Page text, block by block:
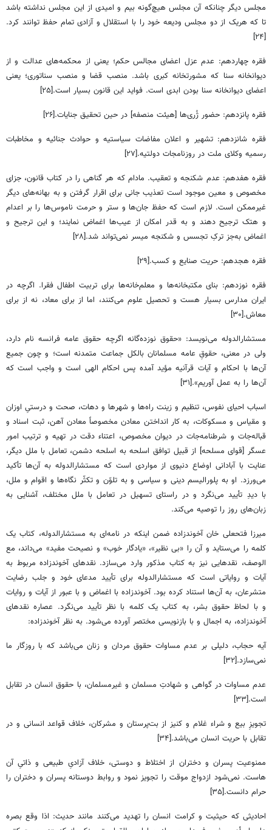
مجلس دیگر چنان‎که آن مجلس هیچ‌گونه بیم و امیدی از این مجلس نداشته باشد
تا که هریک از دو مجلس ودیعه خود را با استقلال و آزادی تمام حفظ توانند کرد.
[۲۴]
فقره چهاردهم: عدم عزل اعضای مجالس حکم؛ یعنی از محکمه‌های عدالت و از
دیوانخانه سنا که مشورتخانه کبری باشد. منصب قضا و منصب سناتوری؛ یعنی
اعضای دیوانخانه سنا بودن ابدی است. فواید این قانون بسیار است.[۲۵]
فقره پانزدهم: حضور ژُری‌ها [هیئت منصفه] در حین تحقیق جنایات.[۲۶]
فقره شانزدهم: تشهیر و اعلان مفاضات سیاستیه و حوادث جنائیه و مخاطبات
رسمیه وکلای ملت در روزنامجات دولتیه.[۲۷]
فقره هفدهم: عدم شکنجه و تعقیب. مادام که هر گناهی را در کتاب قانون، جزای
مخصوص و معین موجود است تعذیب جانی برای اقرار گرفتن و به بهانه‌های دیگر
غیرممکن است. لازم است که حفظ جان‌ها و ستر و حرمت ناموس‌ها را بر اعدام
و هتک ترجیح دهند و به قدر امکان از عیب‌ها اغماض نمایند؛ و این ترجیح و
اغماض به‌جز ترکِ تجسس و شکنجه میسر نمی‌تواند شد.[۲۸]
فقره هجدهم: حریت صنایع و کسب.[۲۹]
فقره نوزدهم: بنای مکتبخانه‌ها و معلم‌خانه‌ها برای تربیت اطفال فقرا. اگرچه در
ایران مدارس بسیار هست و تحصیل علوم می‌کنند، اما از برای معاد، نه از برای
معاش.[۳۰]
مستشارالدوله می‌نویسد: «حقوق نوزده‌گانه اگرچه حقوق عامه فرانسه نام دارد،
ولی در معنی، حقوقِ عامه مسلمانان بالکل جماعت متمدنه است؛ و چون جمیع
آن‌ها با احکام و آیات قرآنیه مؤید آمده پس احکام الهی است و واجب است که
آن‌ها را به عمل آوریم».[۳۱]
اسباب احیای نفوس، تنظیم و زینت راه‌ها و شهرها و دهات، صحت و درستیِ اوزان
و مقیاس و مسکوکات، به کار انداختن معادن مخصوصاً معادن آهن، ثبت اسناد و
قباله‌جات و شرطنامه‌جات در دیوان مخصوص، اعتناء دقت در تهیه و ترتیب امور
عسگر [قوای مسلحه] از قبیل توافق اسلحه به اسلحه دشمن، تعامل با ملل دیگر،
عنایت با آبادانی اوضاع دنیوی از مواردی است که مستشارالدوله به آن‌ها تأکید
می‌ورزد. او به پلورالیسم دینی و سیاسی و به تلوّن و تکثّر نگاه‌ها و اقوام و ملل،
با دیدِ تأیید می‌نگرد و در راستای تسهیل در تعامل با ملل مختلف، آشنایی به
زبان‌های روز را توصیه می‌کند.
میرزا فتحعلی خان آخوندزاده ضمن اینکه در نامه‌ای به مستشارالدوله، کتاب یک
کلمه را می‌ستاید و آن را «بی نظیر»، «یادگار خوب» و نصیحت مفید» می‌داند، مع
الوصف، نقدهایی نیز به کتاب مذکور وارد می‌سازد. نقدهای آخوندزاده مربوط به
آیات و روایاتی است که مستشارالدوله برای تأیید مدعای خود و جلب رضایت
متشرعان، به آن‌ها استناد کرده بود. آخوندزاده با اغماض و با عبور از آیات و روایات
و با لحاظ حقوق بشر، به کتاب یک کلمه با نظر تأیید می‌نگرد. عصاره نقدهای
آخوندزاده، به اجمال و با بازنویسی مختصر آورده می‌شود. به نظر آخوندزاده:
آیه حجاب، دلیلی بر عدم مساوات حقوق مردان و زنان می‌باشد که با روزگار ما
نمی‌سازد.[۳۲]
عدم مساوات در گواهی و شهادتِ مسلمان و غیرمسلمان، با حقوق انسان در تقابل
است.[۳۳]
تجویزِ بیع و شراء غلام و کنیز از بت‌پرستان و مشرکان، خلاف قواعد انسانی و در
تقابل با حریت انسان می‌باشد.[۳۴]
ممنوعیت پسران و دختران از اختلاط و دوستی، خلاف آزادیِ طبیعی و ذاتیِ آن
هاست. نمی‌شود ازدواج موقت را تجویز نمود و روابط دوستانه پسران و دختران را
حرام دانست.[۳۵]
احادیثی که حیثیت و کرامت انسان را تهدید می‌کنند مانند حدیث: اذا وقع بصره